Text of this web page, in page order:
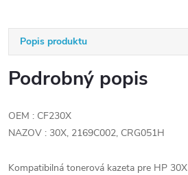
Popis produktu
Podrobný popis
OEM : CF230X
NAZOV : 30X, 2169C002, CRG051H
Kompatibilná tonerová kazeta pre HP 30X